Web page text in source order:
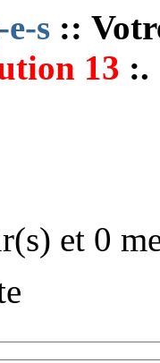
s ::
13 :.
et 0